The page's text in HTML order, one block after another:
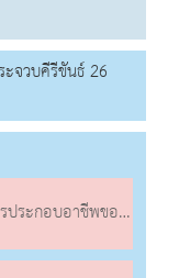
จวบคีรีขันธ์ 26
พของคนประจวบคีรีขันธ์